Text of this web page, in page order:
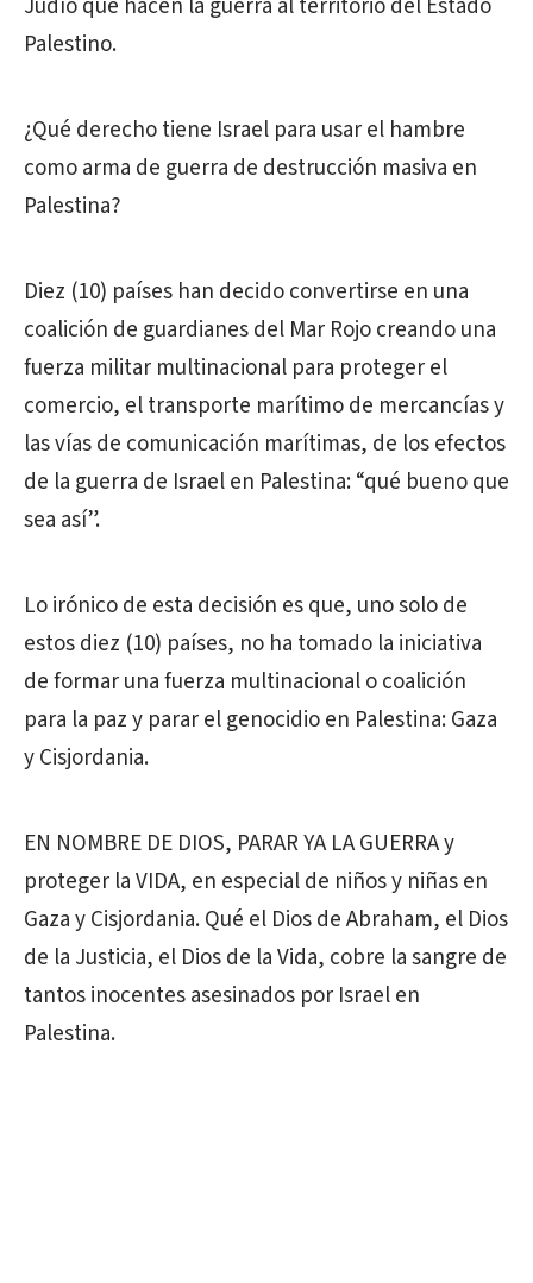
Judío que hacen la guerra al territorio del Estado
Palestino.
¿Qué derecho tiene Israel para usar el hambre
como arma de guerra de destrucción masiva en
Palestina?
Diez (10) países han decido convertirse en una
coalición de guardianes del Mar Rojo creando una
fuerza militar multinacional para proteger el
comercio, el transporte marítimo de mercancías y
las vías de comunicación marítimas, de los efectos
de la guerra de Israel en Palestina: “qué bueno que
sea así”.
Lo irónico de esta decisión es que, uno solo de
estos diez (10) países, no ha tomado la iniciativa
de formar una fuerza multinacional o coalición
para la paz y parar el genocidio en Palestina: Gaza
y Cisjordania.
EN NOMBRE DE DIOS, PARAR YA LA GUERRA y
proteger la VIDA, en especial de niños y niñas en
Gaza y Cisjordania. Qué el Dios de Abraham, el Dios
de la Justicia, el Dios de la Vida, cobre la sangre de
tantos inocentes asesinados por Israel en
Palestina.